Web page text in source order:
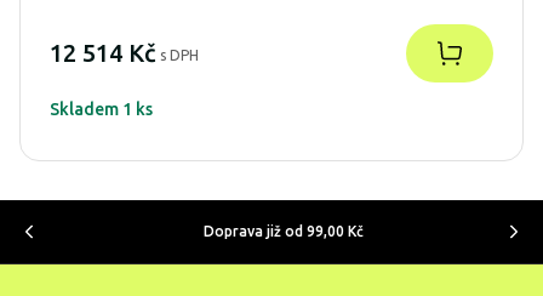
12 514 Kč s DPH
Skladem 1 ks
Doprava již od 99,00 Kč